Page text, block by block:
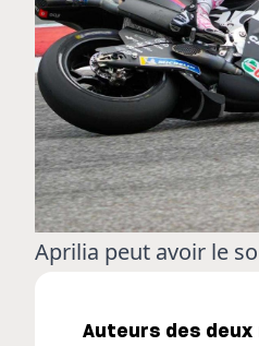
Aprilia peut avoir le
Auteurs des deux